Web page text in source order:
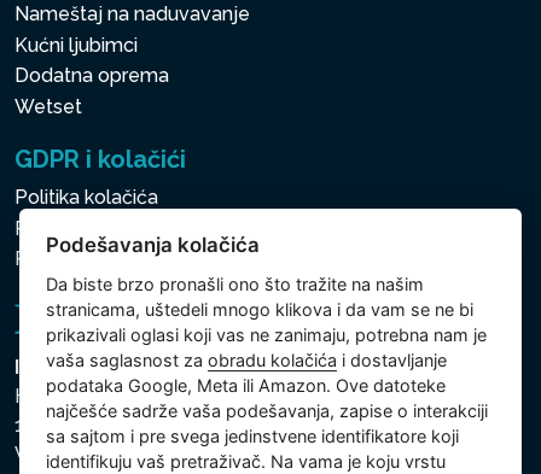
Nameštaj na naduvavanje
Kućni ljubimci
Dodatna oprema
Wetset
GDPR i kolačići
Politika kolačića
Politika zaštite ličnih i drugih obrađivanih podataka
Politika kolačića
Intex Trading, s.r.o.
Hradecká 2526/3
130 00 Praha 3
Vinohrady - Česká republika
Podešavanja kolačića
Da biste brzo pronašli ono što tražite na našim
stranicama, uštedeli mnogo klikova i da vam se ne bi
prikazivali oglasi koji vas ne zanimaju, potrebna nam je
vaša saglasnost zaobradu kolačića i dostavljanje
podataka Google, Meta ili Amazon. Ove datoteke
najčešće sadrže vaša podešavanja, zapise o interakciji
sa sajtom i pre svega jedinstvene identifikatore koji
identifikuju vaš pretraživač. Na vama je koju vrstu